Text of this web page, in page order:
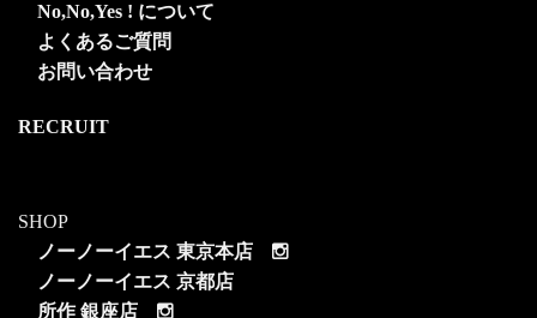
No,No,Yes ! について
よくあるご質問
お問い合わせ
RECRUIT
SHOP
ノーノーイエス 東京本店
ノーノーイエス 京都店
所作 銀座店